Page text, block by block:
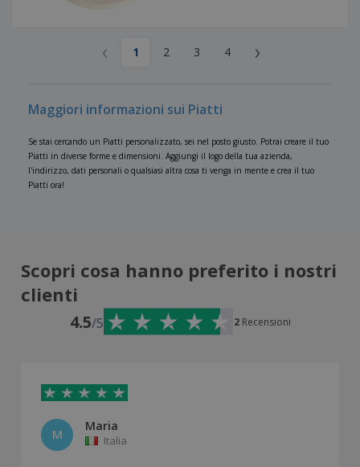
‹ 1 2 3 4 ›
Maggiori informazioni sui Piatti
Se stai cercando un Piatti personalizzato, sei nel posto giusto. Potrai creare il tuo
Piatti in diverse forme e dimensioni. Aggiungi il logo della tua azienda,
l'indirizzo, dati personali o qualsiasi altra cosa ti venga in mente e crea il tuo
Piatti ora!
Scopri cosa hanno preferito i nostri
clienti
4.5/5 2 Recensioni
M
Maria
Italia